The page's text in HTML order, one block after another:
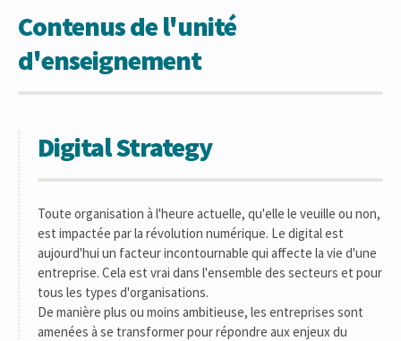
Contenus de l'unité
d'enseignement
Digital Strategy
Toute organisation à l'heure actuelle, qu'elle le veuille ou non,
est impactée par la révolution numérique. Le digital est
aujourd'hui un facteur incontournable qui affecte la vie d'une
entreprise. Cela est vrai dans l'ensemble des secteurs et pour
tous les types d'organisations.
De manière plus ou moins ambitieuse, les entreprises sont
amenées à se transformer pour répondre aux enjeux du